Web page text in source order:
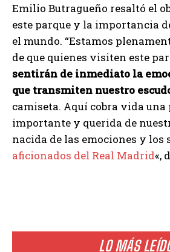
LO MÁS
Emilio Butragueño resaltó el
este parque y la importancia
el mundo. “Estamos
de que quienes visiten este
sentirán de inmediato la
que transmiten nuestro
camiseta. Aquí cobra vida
importante y querida de
nacida de las emociones y los
aficionados del Real Madrid«,